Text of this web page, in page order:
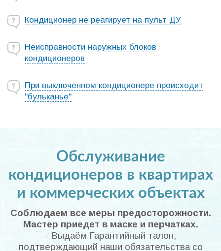
Кондиционер не реагирует на пульт ДУ
Неисправности наружных блоков
кондиционеров
При выключенном кондиционере происходит
"бульканье"
Обслуживание
кондиционеров в квартирах
и коммерческих объектах
Соблюдаем все меры предосторожности.
Мастер приедет в маске и перчатках.
- Выдаём Гарантийный талон,
подтверждающий наши обязательства со